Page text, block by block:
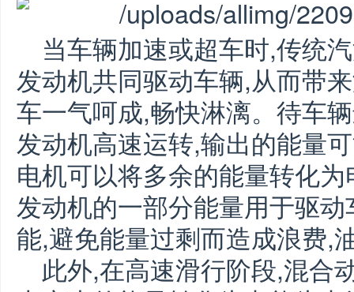
当车辆加速或超车时,传统
发动机共同驱动车辆,从而带
车一气呵成,畅快淋漓。待车
发动机高速运转,输出的能量
电机可以将多余的能量转化
发动机的一部分能量用于驱
能,避免能量过剩而造成浪费,
此外,在高速滑行阶段,混合